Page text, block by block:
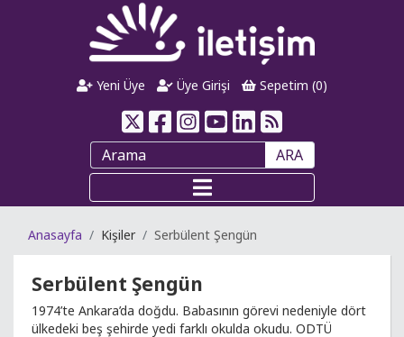
Yeni Üye Üye Girişi Sepetim (0)
ARA
Anasayfa Kişiler Serbülent Şengün
Serbülent Şengün
1974’te Ankara’da doğdu. Babasının görevi nedeniyle dört
ülkedeki beş şehirde yedi farklı okulda okudu. ODTÜ